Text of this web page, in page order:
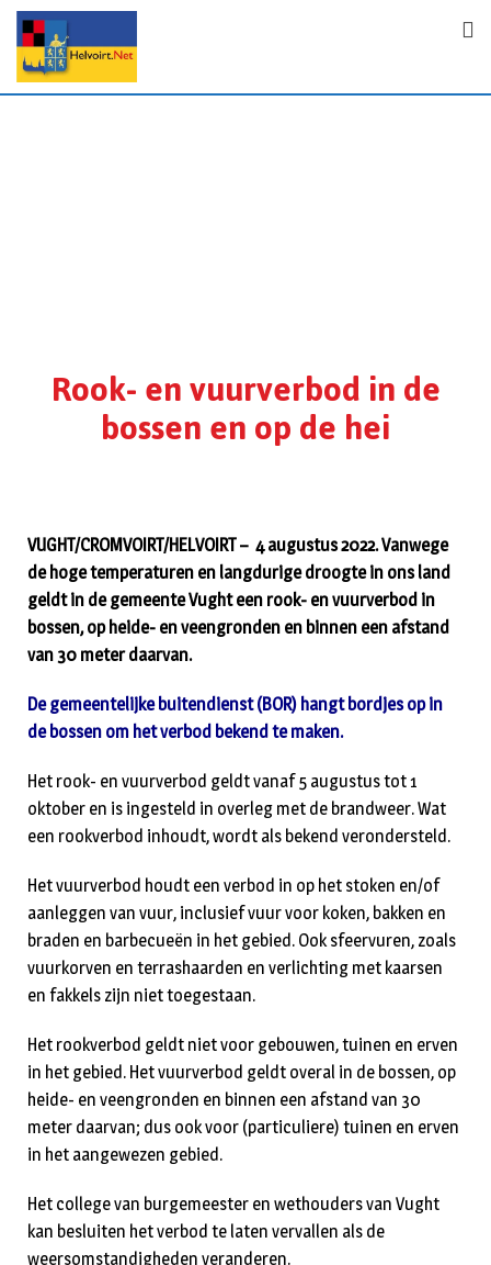
Rook- en vuurverbod in de
bossen en op de hei
VUGHT/CROMVOIRT/HELVOIRT – 4 augustus 2022. Vanwege
de hoge temperaturen en langdurige droogte in ons land
geldt in de gemeente Vught een rook- en vuurverbod in
bossen, op heide- en veengronden en binnen een afstand
van 30 meter daarvan.
De gemeentelijke buitendienst (BOR) hangt bordjes op in
de bossen om het verbod bekend te maken.
Het rook- en vuurverbod geldt vanaf 5 augustus tot 1
oktober en is ingesteld in overleg met de brandweer. Wat
een rookverbod inhoudt, wordt als bekend verondersteld.
Het vuurverbod houdt een verbod in op het stoken en/of
aanleggen van vuur, inclusief vuur voor koken, bakken en
braden en barbecueën in het gebied. Ook sfeervuren, zoals
vuurkorven en terrashaarden en verlichting met kaarsen
en fakkels zijn niet toegestaan.
Het rookverbod geldt niet voor gebouwen, tuinen en erven
in het gebied. Het vuurverbod geldt overal in de bossen, op
heide- en veengronden en binnen een afstand van 30
meter daarvan; dus ook voor (particuliere) tuinen en erven
in het aangewezen gebied.
Het college van burgemeester en wethouders van Vught
kan besluiten het verbod te laten vervallen als de
weersomstandigheden veranderen.